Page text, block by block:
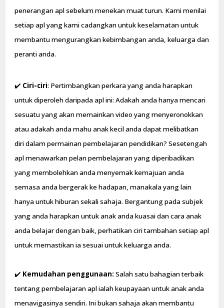
penerangan apl sebelum menekan muat turun. Kami menilai
setiap apl yang kami cadangkan untuk keselamatan untuk
membantu mengurangkan kebimbangan anda, keluarga dan
peranti anda.
✔️ Ciri-ciri: Pertimbangkan perkara yang anda harapkan
untuk diperoleh daripada apl ini: Adakah anda hanya mencari
sesuatu yang akan memainkan video yang menyeronokkan
atau adakah anda mahu anak kecil anda dapat melibatkan
diri dalam permainan pembelajaran pendidikan? Sesetengah
apl menawarkan pelan pembelajaran yang diperibadikan
yang membolehkan anda menyemak kemajuan anda
semasa anda bergerak ke hadapan, manakala yang lain
hanya untuk hiburan sekali sahaja. Bergantung pada subjek
yang anda harapkan untuk anak anda kuasai dan cara anak
anda belajar dengan baik, perhatikan ciri tambahan setiap apl
untuk memastikan ia sesuai untuk keluarga anda.
✔️ Kemudahan penggunaan: Salah satu bahagian terbaik
tentang pembelajaran apl ialah keupayaan untuk anak anda
menavigasinya sendiri. Ini bukan sahaja akan membantu